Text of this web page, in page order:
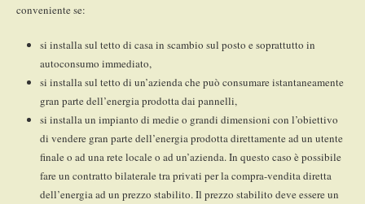
conveniente se:
si installa sul tetto di casa in scambio sul posto e soprattutto in
autoconsumo immediato,
si installa sul tetto di un’azienda che può consumare istantaneamente
gran parte dell’energia prodotta dai pannelli,
si installa un impianto di medie o grandi dimensioni con l’obiettivo
di vendere gran parte dell’energia prodotta direttamente ad un utente
finale o ad una rete locale o ad un’azienda. In questo caso è possibile
fare un contratto bilaterale tra privati per la compra-vendita diretta
dell’energia ad un prezzo stabilito. Il prezzo stabilito deve essere un